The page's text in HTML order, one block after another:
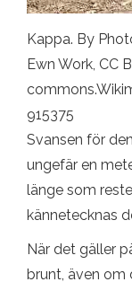
Kappa. By
Ewn Work, CC
915375
Svansen för
ungefär en
länge som
kännetecknas
När det gäller
brunt, även om